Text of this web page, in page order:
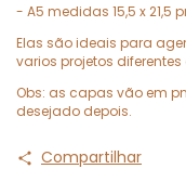
- A5 medidas 15,5 x 21,5
Elas são ideais para
varios projetos diferentes
Obs: as capas vão em
desejado depois.
Compartilhar